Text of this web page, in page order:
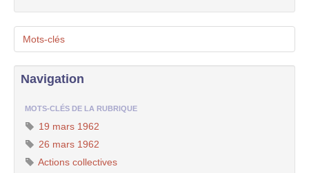
Mots-clés
Navigation
MOTS-CLÉS DE LA RUBRIQUE
19 mars 1962
26 mars 1962
Actions collectives